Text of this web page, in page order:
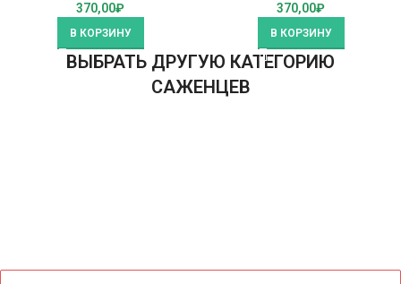
370,00₽
В КОРЗИНУ
370,00₽
В КОРЗИНУ
ВЫБРАТЬ ДРУГУЮ КАТЕГОРИЮ
САЖЕНЦЕВ